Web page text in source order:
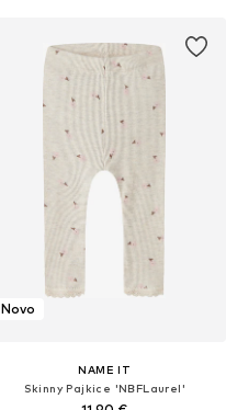
Novo
NAME IT
Skinny Pajkice 'NBFLaurel'